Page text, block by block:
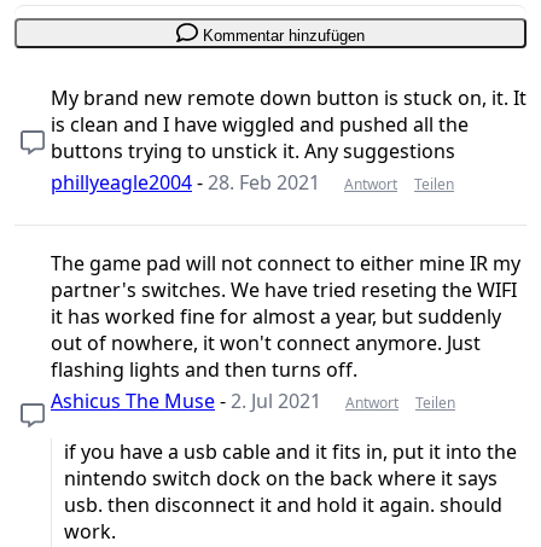
Kommentar hinzufügen
My brand new remote down button is stuck on, it. It
is clean and I have wiggled and pushed all the
buttons trying to unstick it. Any suggestions
phillyeagle2004-28. Feb 2021 Antwort Teilen
The game pad will not connect to either mine IR my
partner's switches. We have tried reseting the WIFI
it has worked fine for almost a year, but suddenly
out of nowhere, it won't connect anymore. Just
flashing lights and then turns off.
Ashicus The Muse-2. Jul 2021 Antwort Teilen
if you have a usb cable and it fits in, put it into the
nintendo switch dock on the back where it says
usb. then disconnect it and hold it again. should
work.